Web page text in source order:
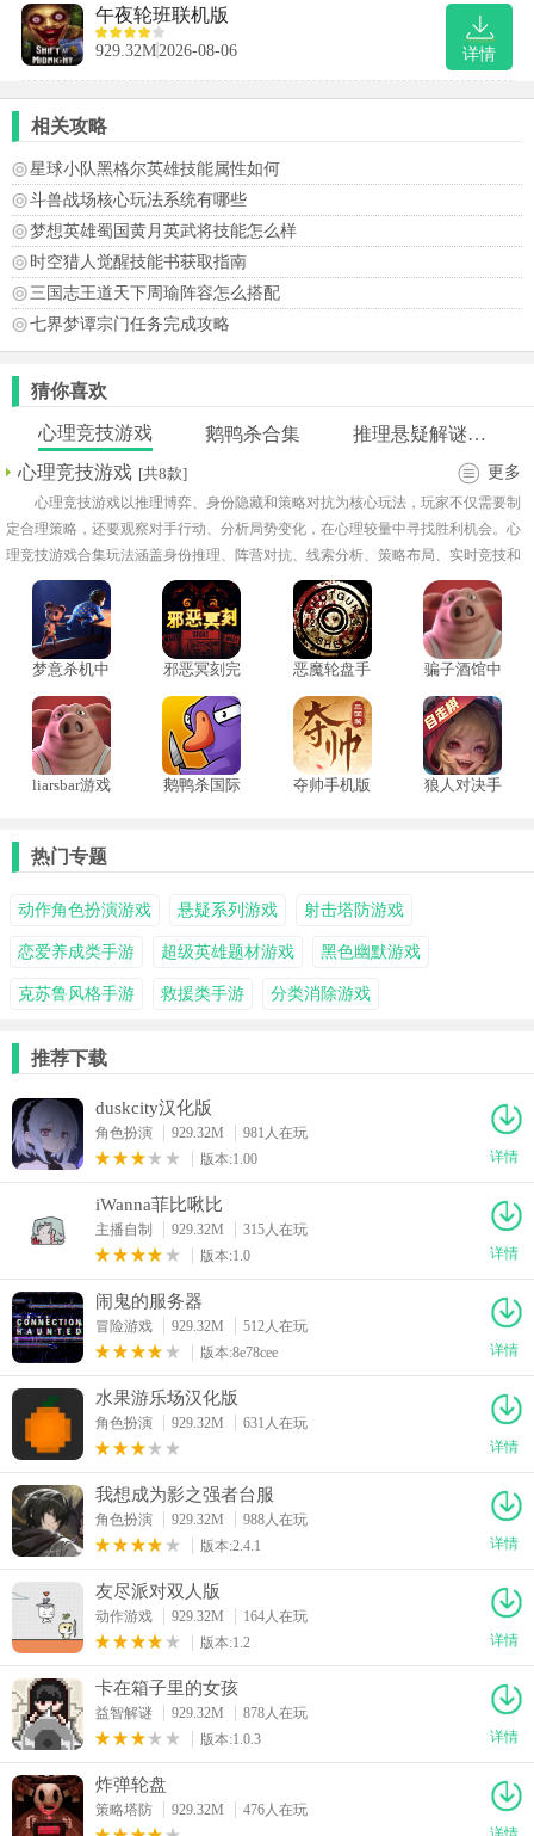
详情
午夜轮班联机版
929.32M 2026-08-06
相关攻略
星球小队黑格尔英雄技能属性如何
斗兽战场核心玩法系统有哪些
梦想英雄蜀国黄月英武将技能怎么样
时空猎人觉醒技能书获取指南
三国志王道天下周瑜阵容怎么搭配
七界梦谭宗门任务完成攻略
猜你喜欢
心理竞技游戏 鹅鸭杀合集
推理悬疑解谜游戏
心理竞技游戏 [共8款] 更多
心理竞技游戏以推理博弈、身份隐藏和策略对抗为核心玩法，玩家不仅需要制
定合理策略，还要观察对手行动、分析局势变化，在心理较量中寻找胜利机会。心
理竞技游戏合集玩法涵盖身份推理、阵营对抗、线索分析、策略布局、实时竞技和
多人合作等内容，通过精准判断和临场应变取得最终胜利。整体节奏紧张刺激，十
分考验逻辑思维、心理分析和团队协作能力。
梦意杀机中
邪恶冥刻完
游
恶魔轮盘手
骗子酒馆中
liarsbar游戏
鹅鸭杀国际
夺帅手机版
狼人对决手
热门专题
动作角色扮演游戏 悬疑系列游戏 射击塔防游戏
恋爱养成类手游 超级英雄题材游戏 黑色幽默游戏
克苏鲁风格手游 救援类手游 分类消除游戏
推荐下载
duskcity汉化版
角色扮演 929.32M
981人在玩
版本:1.00
详情
iWanna菲比啾比
主播自制 929.32M
315人在玩
版本:1.0
详情
闹鬼的服务器
冒险游戏 929.32M
512人在玩
版本:8e78cee
详情
水果游乐场汉化版
角色扮演 929.32M
631人在玩
详情
我想成为影之强者台服
角色扮演 929.32M
988人在玩
版本:2.4.1
详情
友尽派对双人版
动作游戏 929.32M
164人在玩
版本:1.2
详情
卡在箱子里的女孩
益智解谜 929.32M
878人在玩
版本:1.0.3
详情
炸弹轮盘
策略塔防 929.32M
476人在玩